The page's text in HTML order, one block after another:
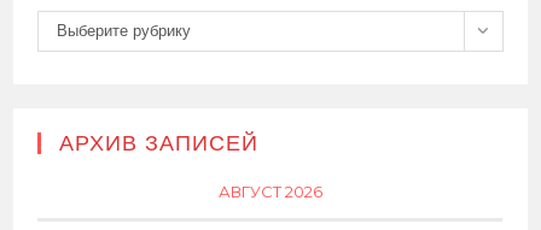
Рубрики
Выберите рубрику
АРХИВ ЗАПИСЕЙ
АВГУСТ 2026